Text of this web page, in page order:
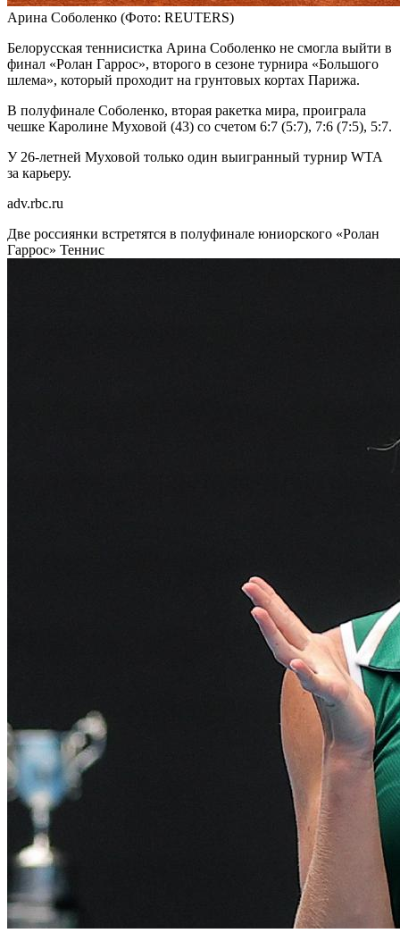
Арина Соболенко (Фото: REUTERS)
Белорусская теннисистка Арина Соболенко не смогла выйти в
финал «Ролан Гаррос», второго в сезоне турнира «Большого
шлема», который проходит на грунтовых кортах Парижа.
В полуфинале Соболенко, вторая ракетка мира, проиграла
чешке Каролине Муховой (43) со счетом 6:7 (5:7), 7:6 (7:5), 5:7.
У 26-летней Муховой только один выигранный турнир WTA
за карьеру.
adv.rbc.ru
Две россиянки встретятся в полуфинале юниорского «Ролан
Гаррос» Теннис